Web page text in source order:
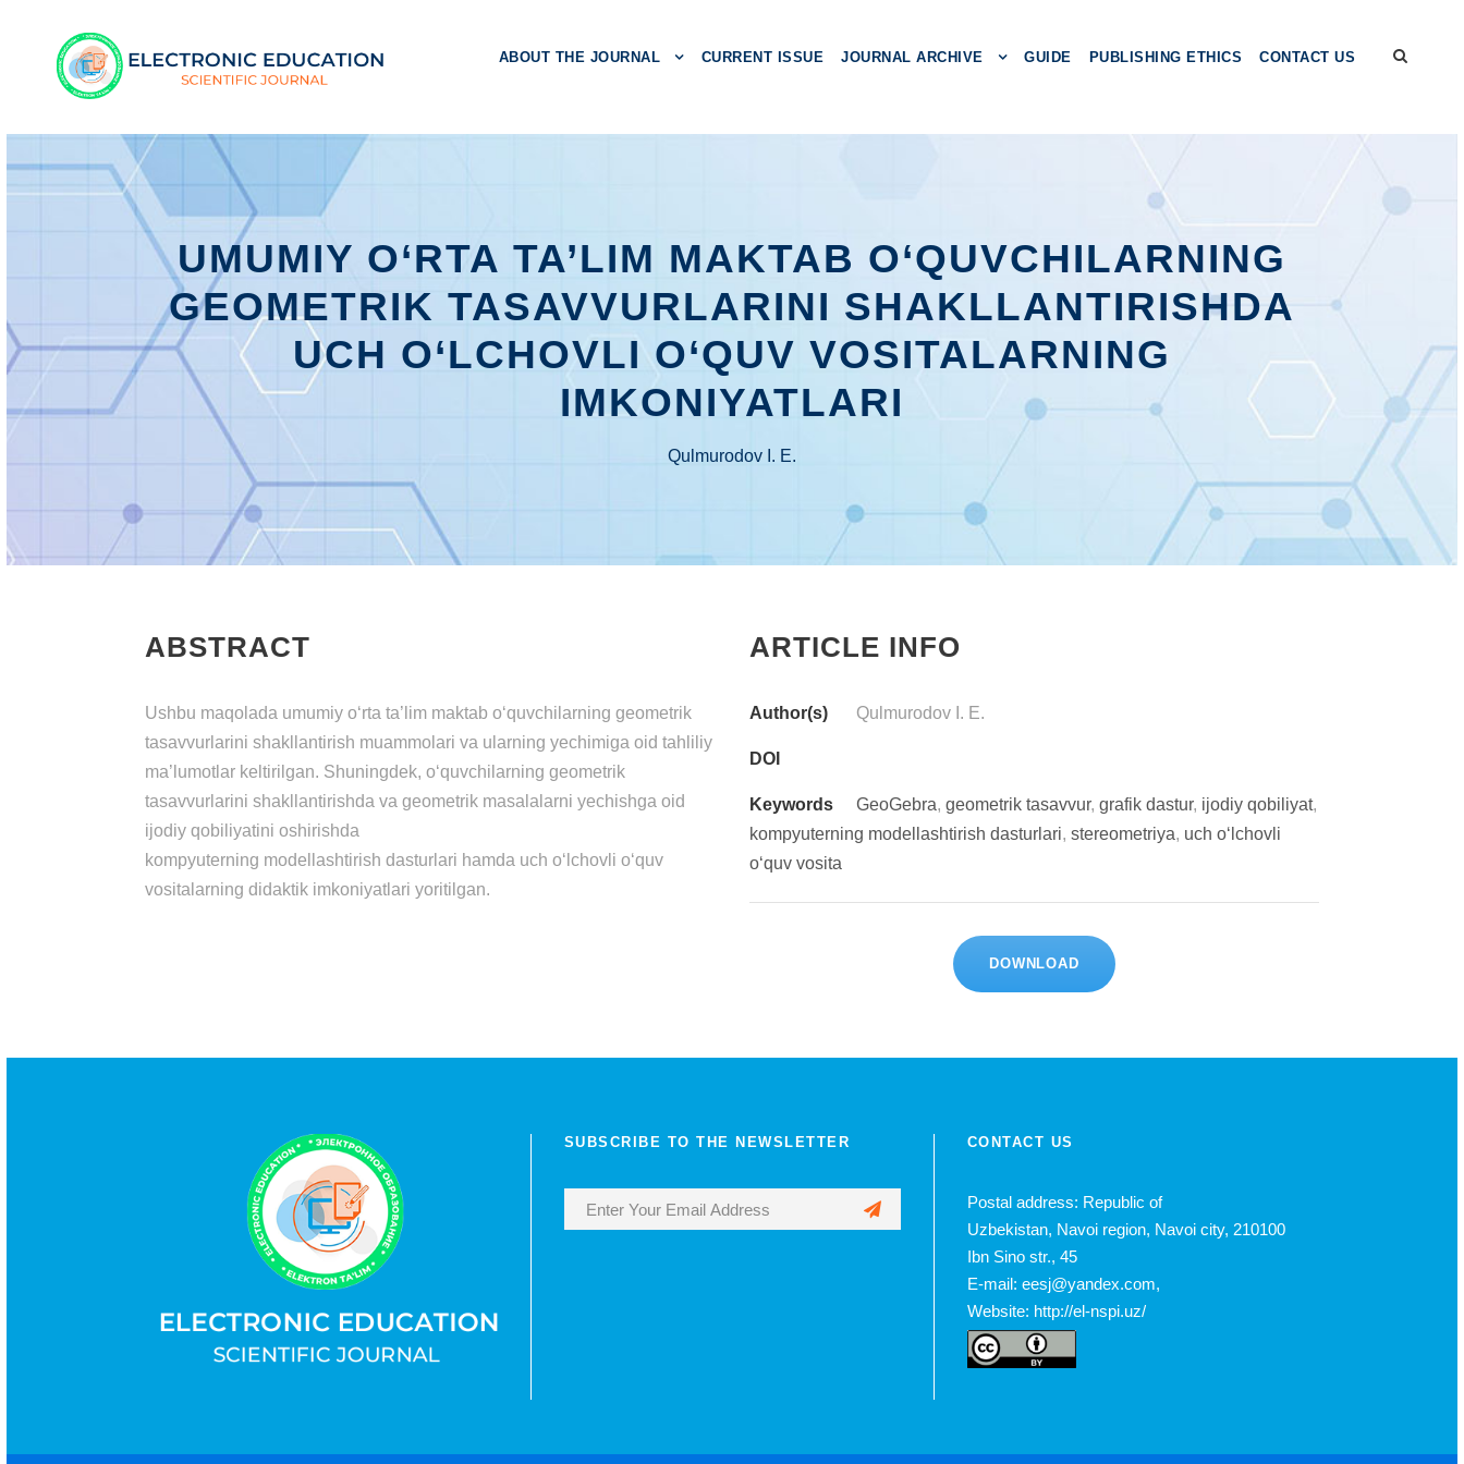
ABOUT THE JOURNAL CURRENT ISSUE JOURNAL ARCHIVE GUIDE PUBLISHING ETHICS CONTACT US
UMUMIY O‘RTA TA’LIM MAKTAB O‘QUVCHILARNING
GEOMETRIK TASAVVURLARINI SHAKLLANTIRISHDA
UCH O‘LCHOVLI O‘QUV VOSITALARNING
IMKONIYATLARI
Qulmurodov I. E.
ABSTRACT
Ushbu maqolada umumiy o‘rta ta’lim maktab o‘quvchilarning geometrik
tasavvurlarini shakllantirish muammolari va ularning yechimiga oid tahliliy
ma’lumotlar keltirilgan. Shuningdek, o‘quvchilarning geometrik
tasavvurlarini shakllantirishda va geometrik masalalarni yechishga oid
ijodiy qobiliyatini oshirishda
kompyuterning modellashtirish dasturlari hamda uch o‘lchovli o‘quv
vositalarning didaktik imkoniyatlari yoritilgan.
ARTICLE INFO
Author(s) Qulmurodov I. E.
DOI
Keywords GeoGebra, geometrik tasavvur, grafik dastur, ijodiy qobiliyat,
kompyuterning modellashtirish dasturlari, stereometriya, uch o‘lchovli
o‘quv vosita
DOWNLOAD
SUBSCRIBE TO THE NEWSLETTER CONTACT US
Postal address: Republic of
Uzbekistan, Navoi region, Navoi city, 210100
Ibn Sino str., 45
E-mail: eesj@yandex.com,
Website: http://el-nspi.uz/